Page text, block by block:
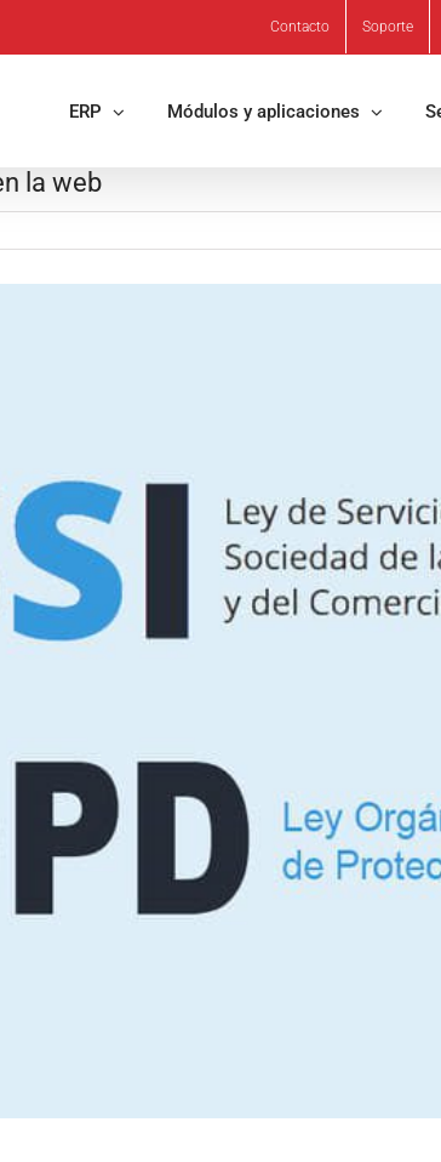
Contacto Soporte
ERP Módulos y aplicaciones
la web